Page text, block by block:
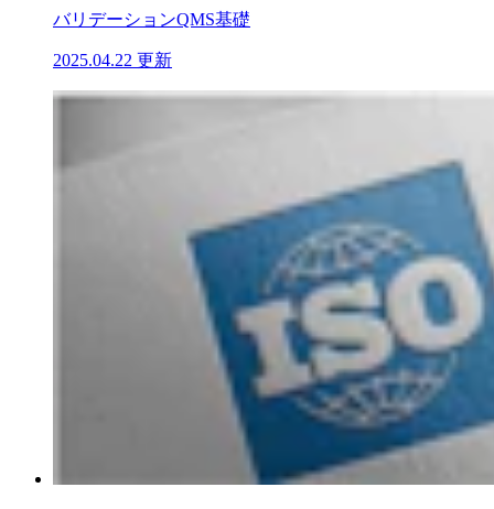
バリデーションQMS基礎
2025.04.22 更新